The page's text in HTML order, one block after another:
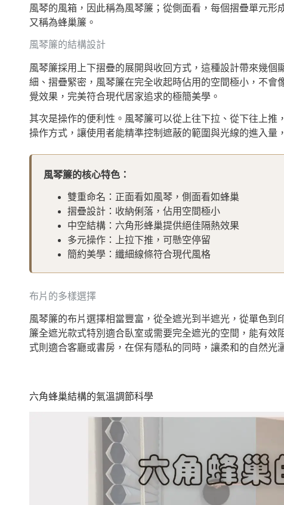
風琴的風箱，因此稱為風琴簾；從側面看，每個摺疊單元
又稱為蜂巢簾。
風琴簾的結構設計
風琴簾採用上下摺疊的展開與收回方式，這種設計帶來幾
細、摺疊緊密，風琴簾在完全收起時佔用的空間極小，不會
覺效果，完美符合現代居家追求的極簡美學。
其次是操作的便利性。風琴簾可以從上往下拉、從下往上推
操作方式，讓使用者能精準控制遮蔽的範圍與光線的進入量
風琴簾的核心特色：
雙重命名：正面看如風琴，側面看如蜂巢
摺疊設計：收納俐落，佔用空間極小
中空結構：六角形蜂巢提供絕佳隔熱效果
多元操作：上拉下推，可懸空停留
簡約美學：纖細線條符合現代風格
布片的多樣選擇
風琴簾的布片選擇相當豐富，從全遮光到半遮光，從單色
簾全遮光款式特別適合臥室或需要完全遮光的空間，能有效
式則適合客廳或書房，在保有隱私的同時，讓柔和的自然光
六角蜂巢結構的氣溫調節科學